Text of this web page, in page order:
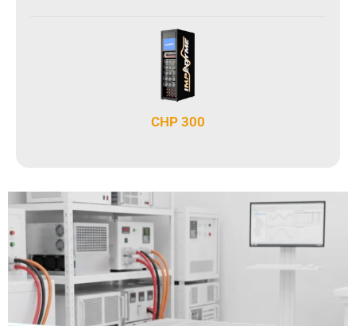
CHP 300